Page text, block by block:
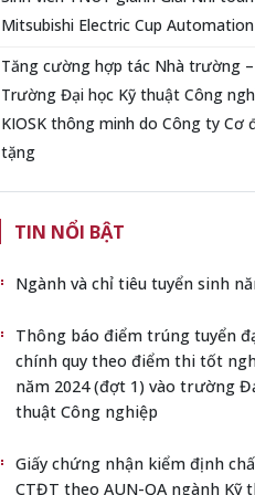
Mitsubishi Electric Cup
Tăng cường hợp tác Nhà trường
Trường Đại học Kỹ thuật Công
KIOSK thông minh do Công ty Cơ
tặng
TIN NỔI BẬT
Ngành và chỉ tiêu tuyển sinh
Thông báo điểm trúng tuyển
chính quy theo điểm thi tốt
năm 2024 (đợt 1) vào trường
thuật Công nghiệp
Giấy chứng nhận kiểm định
CTĐT theo AUN-QA ngành Kỹ